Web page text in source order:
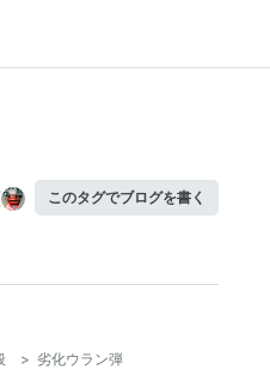
このタグでブログを書く
> 劣化ウラン弾